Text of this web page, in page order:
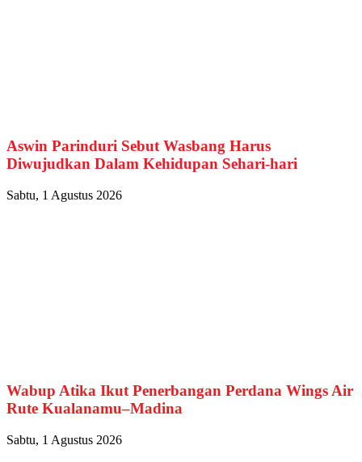
Aswin Parinduri Sebut Wasbang Harus
Diwujudkan Dalam Kehidupan Sehari-hari
Sabtu, 1 Agustus 2026
Wabup Atika Ikut Penerbangan Perdana Wings Air
Rute Kualanamu–Madina
Sabtu, 1 Agustus 2026